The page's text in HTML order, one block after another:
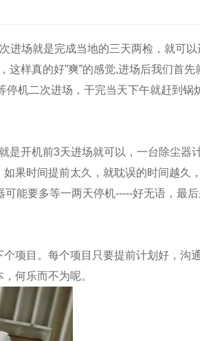
场就是完成当地的三天两检，就可以
样真的好”爽”的感觉,进场后我们首先
机二次进场，干完当天下午就赶到锅
开机前3天进场就可以，一台除尘器
果时间提前太久，就耽误的时间越久
能要多等一两天停机-----好无语，最
项目。每个项目只要提前计划好，沟
何乐而不为呢。